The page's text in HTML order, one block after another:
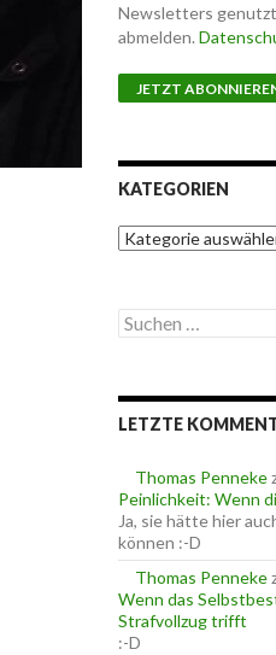
Newsletters
abmelden.
KATEGORIEN
K
a
g
o
n
S
u
e
n
c
h
:
LETZTE
Thomas Penneke
Peinlichkeit: Wenn
Ja, sie hätte hier
können :-D
Thomas Penneke
Wenn das
Strafvollzug trifft
:-D